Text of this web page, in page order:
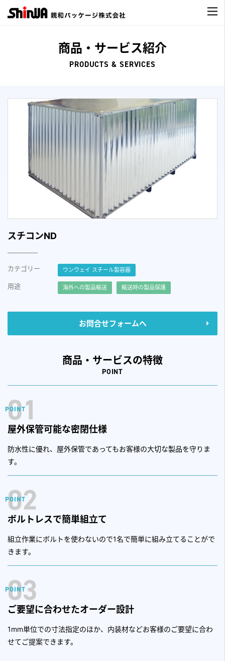
商品・サービス紹介
PRODUCTS & SERVICES
スチコンND
カテゴリー ワンウェイ スチール製容器
用途 海外への製品輸送 輸送時の製品保護
お問合せフォームへ
商品・サービスの特徴
POINT
01
屋外保管可能な密閉仕様
防水性に優れ、屋外保管であってもお客様の大切な製品を守りま
す。
02
ボルトレスで簡単組立て
組立作業にボルトを使わないので1名で簡単に組み立てることがで
きます。
03
ご要望に合わせたオーダー設計
1mm単位での寸法指定のほか、内装材などお客様のご要望に合わ
せてご提案できます。